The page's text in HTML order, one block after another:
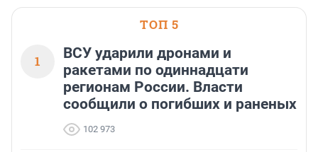
ТОП 5
1
ВСУ ударили дронами и
ракетами по одиннадцати
регионам России. Власти
сообщили о погибших и раненых
102 973